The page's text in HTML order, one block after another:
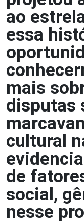
ao
essa
mais
disputas
cultural
de
social,
nesse